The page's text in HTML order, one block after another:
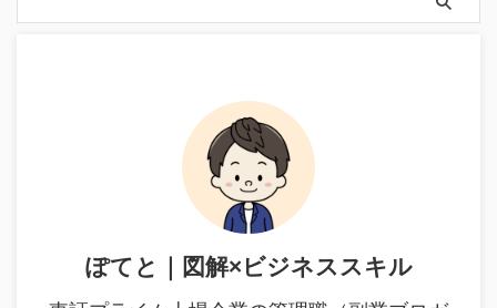
ぽてと｜図解×ビジネススキル